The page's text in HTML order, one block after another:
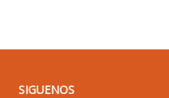
SIGUENOS